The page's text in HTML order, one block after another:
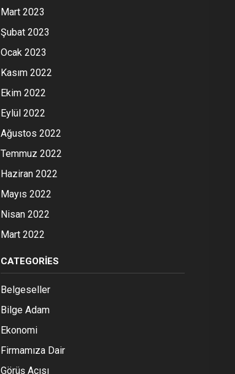
Mart 2023
Şubat 2023
Ocak 2023
Kasım 2022
Ekim 2022
Eylül 2022
Ağustos 2022
Temmuz 2022
Haziran 2022
Mayıs 2022
Nisan 2022
Mart 2022
CATEGORIES
Belgeseller
Bilge Adam
Ekonomi
Firmamıza Dair
Görüş Açısı